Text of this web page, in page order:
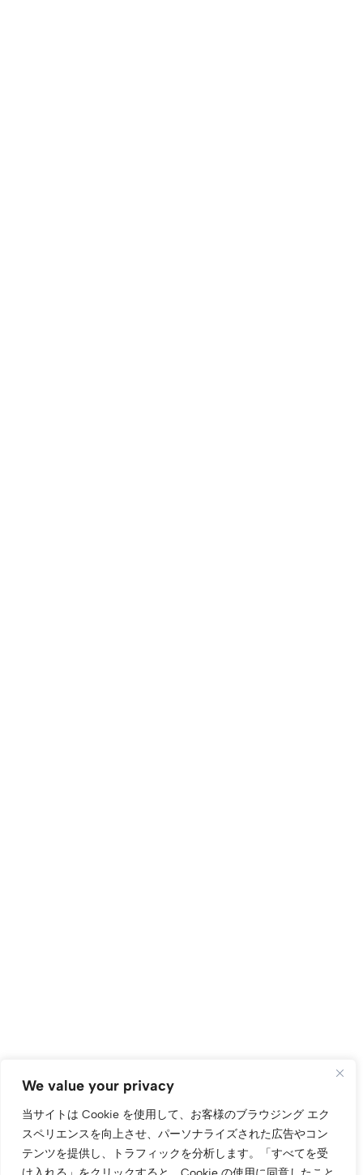
We value your privacy
当サイトは Cookie を使用して、お客様のブラウジング エク
スペリエンスを向上させ、パーソナライズされた広告やコン
テンツを提供し、トラフィックを分析します。
「すべてを受